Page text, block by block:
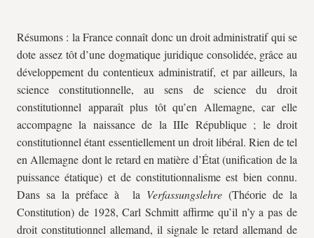
Résumons : la France connaît donc un droit administratif qui se
dote assez tôt d’une dogmatique juridique consolidée, grâce au
développement du contentieux administratif, et par ailleurs, la
science constitutionnelle, au sens de science du droit
constitutionnel apparaît plus tôt qu’en Allemagne, car elle
accompagne la naissance de la IIIe République ; le droit
constitutionnel étant essentiellement un droit libéral. Rien de tel
en Allemagne dont le retard en matière d’État (unification de la
puissance étatique) et de constitutionnalisme est bien connu.
Dans sa la préface à la Verfassungslehre (Théorie de la
Constitution) de 1928, Carl Schmitt affirme qu’il n’y a pas de
droit constitutionnel allemand, il signale le retard allemand de